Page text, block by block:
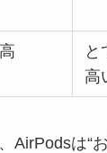
高
と
高
AirPodsは“